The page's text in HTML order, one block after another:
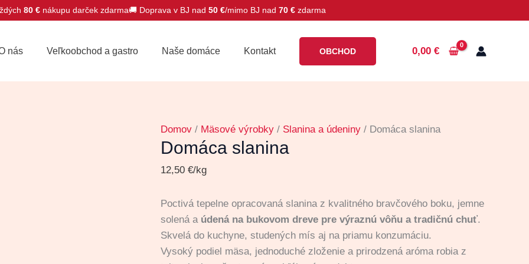
80 € nákupu darček zdarma🚚 Doprava v BJ nad 50 €/mimo BJ nad 70 € zdarma
nás Veľkoobchod a gastro Naše domáce Kontakt OBCHOD 0,00 €
Domov / Mäsové výrobky / Slanina a údeniny / Domáca slanina
Domáca slanina
12,50 €/kg
Poctivá tepelne opracovaná slanina z kvalitného bravčového boku, jemne
solená a údená na bukovom dreve pre výraznú vôňu a tradičnú chuť.
Skvelá do kuchyne, studených mís aj na priamu konzumáciu.
Vysoký podiel mäsa, jednoduché zloženie a prirodzená aróma robia z
Domáca